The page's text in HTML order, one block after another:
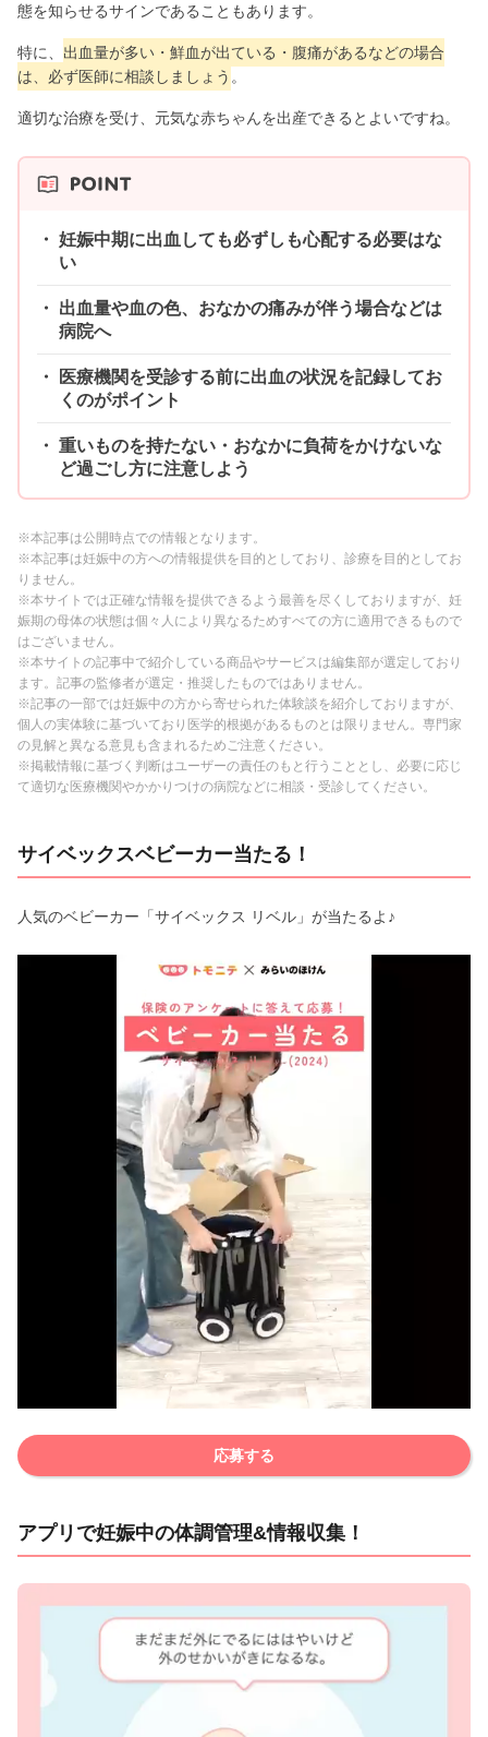
態を知らせるサインであることもあります。
特に、 出血量が多い・鮮血が出ている・腹痛があるなどの場合
は、必ず医師に相談しましょう 。
適切な治療を受け、元気な赤ちゃんを出産できるとよいですね。
妊娠中期に出血しても必ずしも心配する必要はな
い
出血量や血の色、おなかの痛みが伴う場合などは
病院へ
医療機関を受診する前に出血の状況を記録してお
くのがポイント
重いものを持たない・おなかに負荷をかけないな
ど過ごし方に注意しよう
※本記事は公開時点での情報となります。
※本記事は妊娠中の方への情報提供を目的としており、診療を目的としてお
りません。
※本サイトでは正確な情報を提供できるよう最善を尽くしておりますが、妊
娠期の母体の状態は個々人により異なるためすべての方に適用できるもので
はございません。
※本サイトの記事中で紹介している商品やサービスは編集部が選定しており
ます。記事の監修者が選定・推奨したものではありません。
※記事の一部では妊娠中の方から寄せられた体験談を紹介しておりますが、
個人の実体験に基づいており医学的根拠があるものとは限りません。専門家
の見解と異なる意見も含まれるためご注意ください。
※掲載情報に基づく判断はユーザーの責任のもと行うこととし、必要に応じ
て適切な医療機関やかかりつけの病院などに相談・受診してください。
サイベックスベビーカー当たる！
人気のベビーカー「サイベックス リベル」が当たるよ♪
応募する
アプリで妊娠中の体調管理&情報収集！